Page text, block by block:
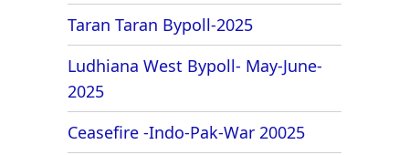
Taran Taran Bypoll-2025
Ludhiana West Bypoll- May-June-
2025
Ceasefire -Indo-Pak-War 20025